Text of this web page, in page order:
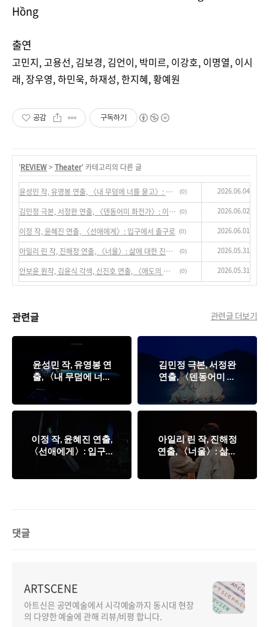
Hồng
출연
고민지, 고용선, 김보경, 김언이, 박미르, 이강호, 이명열, 이시
래, 장우영, 하민욱, 하재성, 한지혜, 황예원
공감 구독하기
'REVIEW> Theater' 카테고리의 다른 글
윤성민 작, 유영봉 연출, 〈내 무덤에 너를 묻고〉: 역사를 추출해 현실을 장면화하기 (0) 2026.06.04
김민정 극본, 서정완 연출, 〈덴동어미 화전가〉: 이야기하기와 연행 속 교직되는 여성들의 삶과 현재성 (0) 2026.06.02
이정 작, 윤혜진 연출, 〈선애에게〉: 입구에서 출구로 (0) 2026.06.01
아일리 린 작, 진해정 연출, 〈너울〉: 삶에 대한 진정한 선택에 대하여 (0) 2026.05.31
안보윤 원작, 김윤식 각색, 신진호 연출, 〈애도의 방식〉 : 서사의 틈을 메우다 (0) 2026.05.31
관련글 관련글 더보기
윤성민 작, 유영봉 연
출, 〈내 무덤에 너를
묻고〉: 역사를 추출
해 현실을 장면화하기
김민정 극본, 서정완
연출, 〈덴동어미 화
전가〉: 이야기하기와
연행 속 교직되는 여
성들의 삶과 현재성
이정 작, 윤혜진 연출,
〈선애에게〉: 입구에
서 출구로
아일리 린 작, 진해정
연출, 〈너울〉: 삶에
대한 진정한 선택에
대하여
댓글
ARTSCENE
아트신은 공연예술에서 시각예술까지 동시대 현장
의 다양한 예술에 관해 리뷰/비평 합니다.